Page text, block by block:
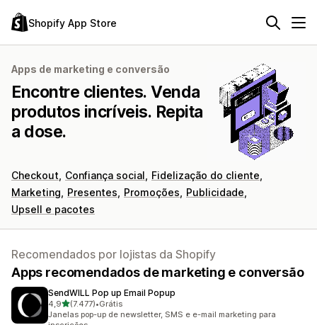
Shopify App Store
Apps de marketing e conversão
Encontre clientes. Venda
produtos incríveis. Repita
a dose.
Checkout Confiança social
Fidelização do cliente
Marketing
Presentes Promoções
Publicidade
Upsell e pacotes
Recomendados por lojistas da Shopify
Apps recomendados de marketing e conversão
SendWILL Pop up Email Popup
4,9de 5 estrelas
(7.477)
7477 avaliações ao todo
•Grátis
Janelas pop-up de newsletter, SMS e e-mail marketing para